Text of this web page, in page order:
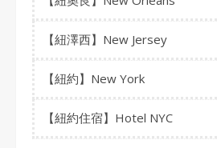
【紐澤西】New Jersey
【紐約】New York
【紐約住宿】Hotel NYC